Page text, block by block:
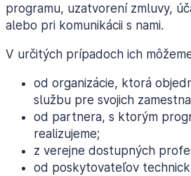
programu, uzatvorení zmluvy,
alebo pri komunikácii s nami.
V určitých prípadoch ich
od organizácie, ktorá
službu pre svojich
od partnera, s ktorým
realizujeme;
z verejne dostupných
od poskytovateľov